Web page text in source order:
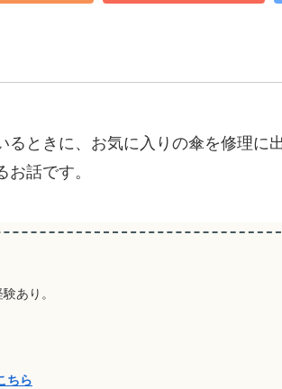
るときに、お気に入りの傘を修理に
話です。
あり。
ちら